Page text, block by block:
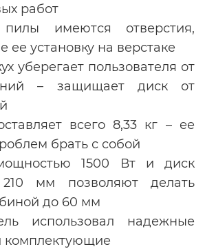
работ
имеются отверстия,
ее установку на верстаке
уберегает пользователя от
– защищает диск от
всего 8,33 кг – ее
брать с собой
1500 Вт и диск
мм позволяют делать
до 60 мм
использовал надежные
комплектующие